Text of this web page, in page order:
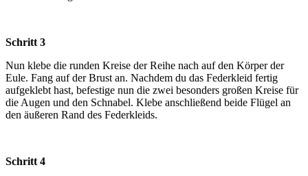
Schritt 3
Nun klebe die runden Kreise der Reihe nach auf den Körper der
Eule. Fang auf der Brust an. Nachdem du das Federkleid fertig
aufgeklebt hast, befestige nun die zwei besonders großen Kreise für
die Augen und den Schnabel. Klebe anschließend beide Flügel an
den äußeren Rand des Federkleids.
Schritt 4